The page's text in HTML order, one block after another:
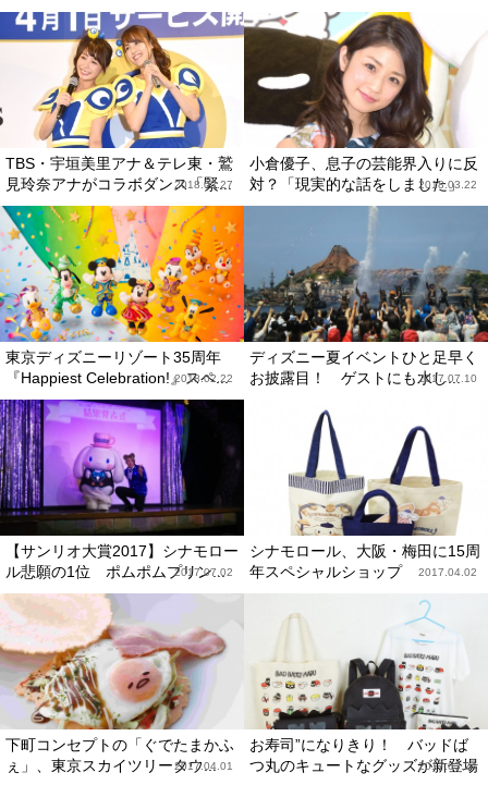
TBS・宇垣美里アナ＆テレ東・鷲
見玲奈アナがコラボダンス「緊...
2018.03.27
小倉優子、息子の芸能界入りに反
対？「現実的な話をしました」
2018.03.22
東京ディズニーリゾート35周年
『Happiest Celebration!』スペ...
2018.02.22
ディズニー夏イベントひと足早く
お披露目！ ゲストにも水し...
2017.07.10
【サンリオ大賞2017】シナモロー
ル悲願の1位 ポムポムプリン...
2017.07.02
シナモロール、大阪・梅田に15周
年スペシャルショップ
2017.04.02
下町コンセプトの「ぐでたまかふ
ぇ」、東京スカイツリータウ...
2017.04.01
お寿司”になりきり！ バッドば
つ丸のキュートなグッズが新登場
2017.03.24